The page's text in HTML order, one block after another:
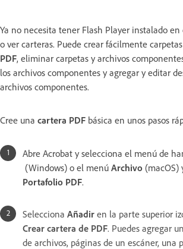
Ya no necesita tener Flash Player instalado
o ver carteras. Puede crear fácilmente
PDF, eliminar carpetas y archivos
los archivos componentes y agregar y editar
archivos componentes.
Cree una cartera PDF básica en unos pasos
Abre Acrobat y selecciona el menú de
(Windows) o el menú Archivo (macOS)
Portafolio PDF.
Selecciona Añadir en la parte superior
Crear cartera de PDF. Puedes agregar
de archivos, páginas de un escáner, una